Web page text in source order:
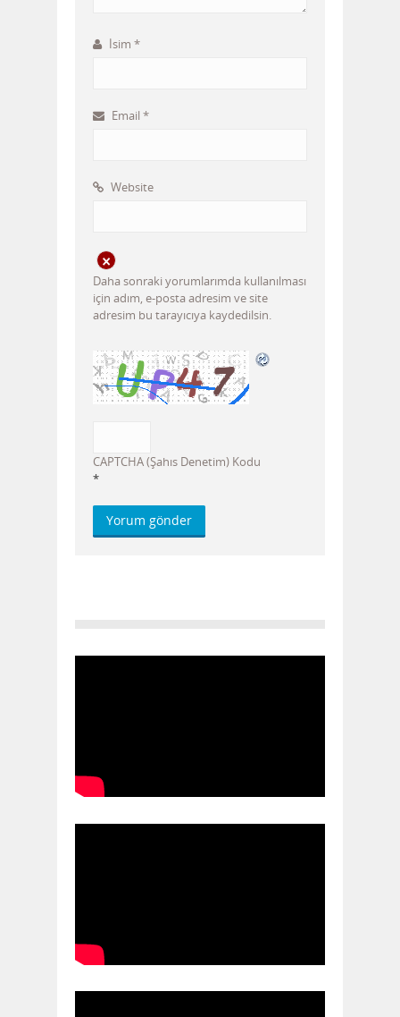
İsim *
Email *
Website
Daha sonraki yorumlarımda kullanılması
için adım, e-posta adresim ve site
adresim bu tarayıcıya kaydedilsin.
CAPTCHA (Şahıs Denetim) Kodu
*